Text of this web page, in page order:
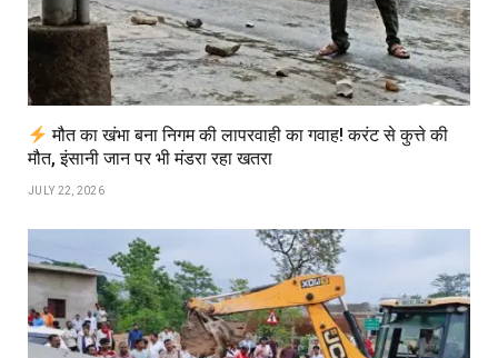
मौत का खंभा बना निगम की लापरवाही का गवाह! करंट से कुत्ते की
मौत, इंसानी जान पर भी मंडरा रहा खतरा
JULY 22, 2026